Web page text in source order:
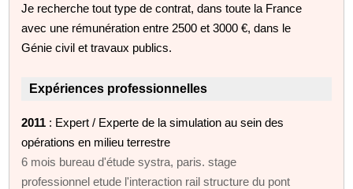
Je recherche tout type de contrat, dans toute la France
avec une rémunération entre 2500 et 3000 €, dans le
Génie civil et travaux publics.
Expériences professionnelles
2011 : Expert / Experte de la simulation au sein des
opérations en milieu terrestre
6 mois bureau d'étude systra, paris. stage
professionnel etude l'interaction rail structure du pont